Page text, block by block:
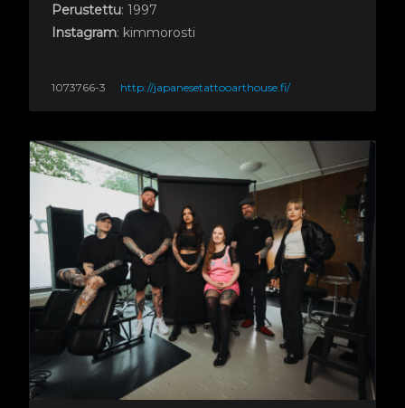
Perustettu: 1997
Instagram: kimmorosti
1073766-3 http://japanesetattooarthouse.fi/